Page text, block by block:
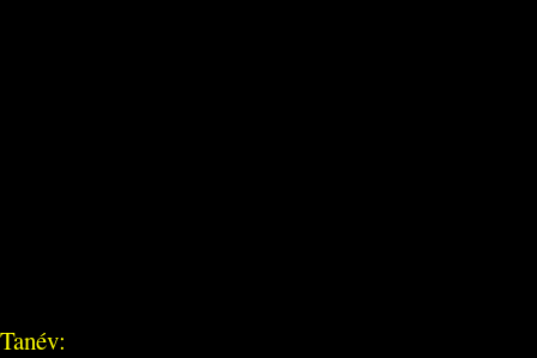
Tanév: